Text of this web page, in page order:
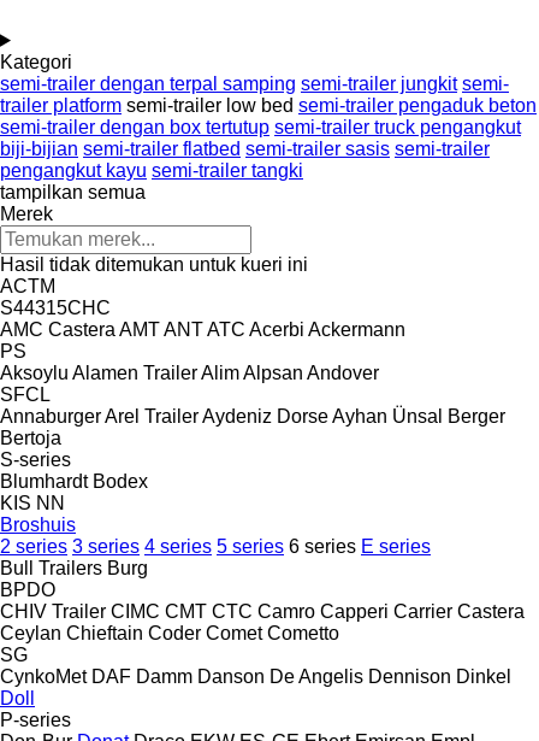
Kategori
semi-trailer dengan terpal samping semi-trailer jungkit semi-
trailer platform semi-trailer low bed semi-trailer pengaduk beton
semi-trailer dengan box tertutup semi-trailer truck pengangkut
biji-bijian semi-trailer flatbed semi-trailer sasis semi-trailer
pengangkut kayu semi-trailer tangki
tampilkan semua
Merek
Hasil tidak ditemukan untuk kueri ini
ACTM
S44315CHC
AMC Castera AMTANTATC Acerbi Ackermann
PS
Aksoylu Alamen TrailerAlimAlpsan Andover
SFCL
AnnaburgerArel TrailerAydeniz DorseAyhan Ünsal
Berger
Bertoja
S-series
Blumhardt Bodex
KIS NN
Broshuis
2 series 3 series 4 series 5 series 6 series E series
Bull Trailers Burg
BPDO
CHIV Trailer CIMC CMT CTC Camro Capperi Carrier Castera
Ceylan Chieftain Coder Comet Cometto
SG
CynkoMet DAF Damm Danson De Angelis Dennison Dinkel
Doll
P-series